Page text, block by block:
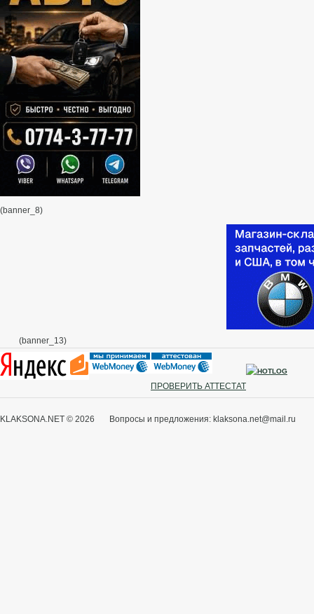
(banner_8)
(banner_13)
ПРОВЕРИТЬ АТТЕСТАТ
KLAKSONA.NET © 2026 Вопросы и предложения: klaksona.net@mail.ru